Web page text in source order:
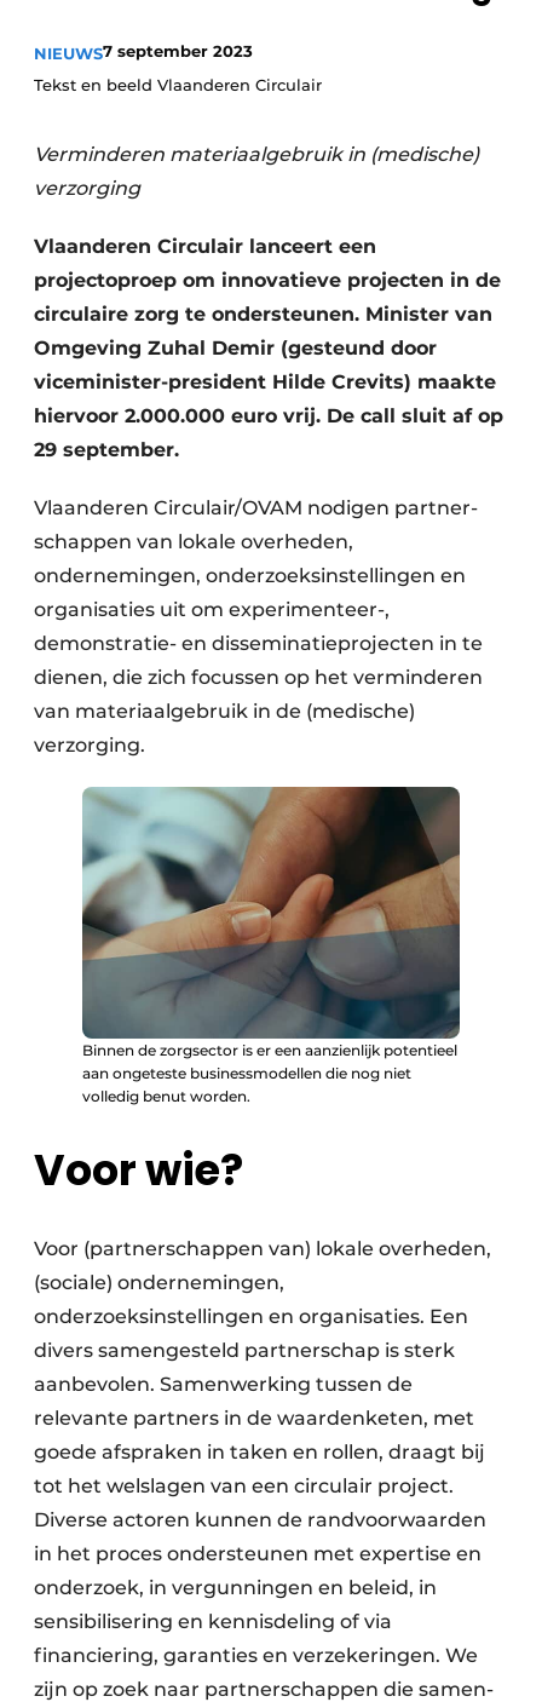
Vacature aanmelden
Vacatures
Recyclinginstallaties
Detectieapparatuur
Persen
Stofbeheersing
Uitrustingsstukken
Shredders
Transportbanden
Zeven & Brekers
Bedrijfsafval
Bouw & Sloopafval
Elektronisch Afval
Glasrecyclage
Houtafval
Kunststofafval
Metaalrecyclage
Textielrecyclage
NIEUWS7 september 2023
Tekst en beeld Vlaanderen Circulair
Verminderen materiaalgebruik in (medische)
verzorging
Vlaanderen Circulair lanceert een
projectoproep om innovatieve projecten in de
circulaire zorg te ondersteunen. Minister van
Omgeving Zuhal Demir (gesteund door
viceminister-president Hilde Crevits) maakte
hiervoor 2.000.000 euro vrij. De call sluit af op
29 september.
Vlaanderen Circulair/OVAM nodigen partner­
schappen van lokale overheden,
ondernemingen, onderzoeks­instellingen en
organisaties uit om experimenteer-,
demonstratie- en disseminatie­projecten in te
dienen, die zich focussen op het verminderen
van materiaalgebruik in de (medische)
verzorging.
Binnen de zorgsector is er een aanzienlijk potentieel
aan ongeteste businessmodellen die nog niet
volledig benut worden.
Voor wie?
Voor (partnerschappen van) lokale overheden,
(sociale) ondernemingen,
onderzoeksinstellingen en organisaties. Een
divers samengesteld partnerschap is sterk
aanbevolen. Samenwerking tussen de
relevante partners in de waardenketen, met
goede afspraken in taken en rollen, draagt bij
tot het welslagen van een circulair project.
Diverse actoren kunnen de rand­voor­waarden
in het proces onder­steunen met expertise en
onder­zoek, in vergunningen en beleid, in
sensibilisering en kennis­deling of via
financiering, garanties en verzekeringen. We
zijn op zoek naar partner­schappen die samen­